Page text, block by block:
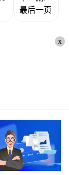
最后一页
x